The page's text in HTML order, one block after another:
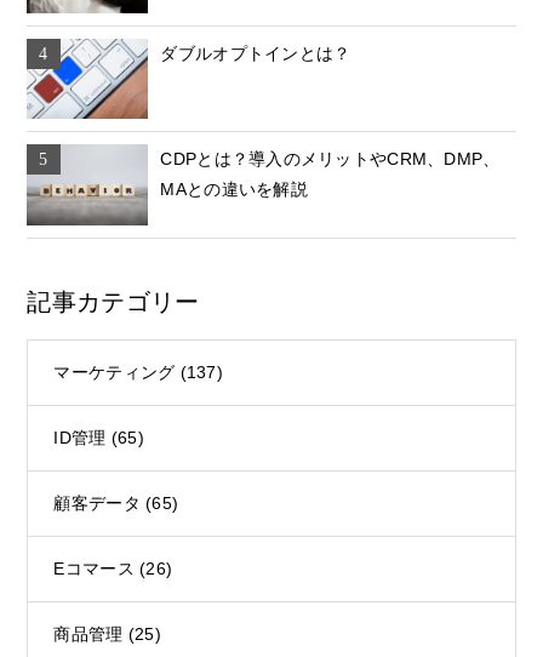
ダブルオプトインとは？
CDPとは？導入のメリットやCRM、DMP、
MAとの違いを解説
記事カテゴリー
マーケティング (137)
ID管理 (65)
顧客データ(65)
Eコマース(26)
商品管理 (25)